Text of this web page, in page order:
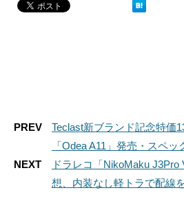
PREV
Teclast新ブランド記念特価
「Odea A11」発売・スペッ
NEXT
ドラレコ「NikoMaku
想、内装なし軽トラで配線